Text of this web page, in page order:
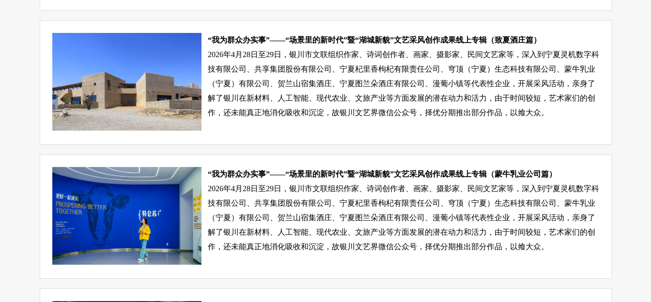
“我为群众办实事”——“场景里的新时代”暨“湖城新貌”文艺采风创作成果线上专辑（致夏酒庄篇）
2026年4月28日至29日，银川市文联组织作家、诗词创作者、画家、摄影家、民间文艺家等，深入到宁夏灵机数字科
技有限公司、共享集团股份有限公司、宁夏杞里香枸杞有限责任公司、穹顶（宁夏）生态科技有限公司、蒙牛乳业
（宁夏）有限公司、贺兰山宿集酒庄、宁夏图兰朵酒庄有限公司、漫葡小镇等代表性企业，开展采风活动，亲身了
解了银川在新材料、人工智能、现代农业、文旅产业等方面发展的潜在动力和活力，由于时间较短，艺术家们的创
作，还未能真正地消化吸收和沉淀，故银川文艺界微信公众号，择优分期推出部分作品，以飨大众。
“我为群众办实事”——“场景里的新时代”暨“湖城新貌”文艺采风创作成果线上专辑（蒙牛乳业公司篇）
2026年4月28日至29日，银川市文联组织作家、诗词创作者、画家、摄影家、民间文艺家等，深入到宁夏灵机数字科
技有限公司、共享集团股份有限公司、宁夏杞里香枸杞有限责任公司、穹顶（宁夏）生态科技有限公司、蒙牛乳业
（宁夏）有限公司、贺兰山宿集酒庄、宁夏图兰朵酒庄有限公司、漫葡小镇等代表性企业，开展采风活动，亲身了
解了银川在新材料、人工智能、现代农业、文旅产业等方面发展的潜在动力和活力，由于时间较短，艺术家们的创
作，还未能真正地消化吸收和沉淀，故银川文艺界微信公众号，择优分期推出部分作品，以飨大众。